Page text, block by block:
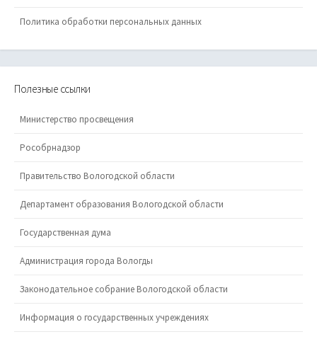
Политика обработки персональных данных
Полезные ссылки
Министерство просвещения
Рособрнадзор
Правительство Вологодской области
Департамент образования Вологодской области
Государственная дума
Администрация города Вологды
Законодательное собрание Вологодской области
Информация о государственных учреждениях